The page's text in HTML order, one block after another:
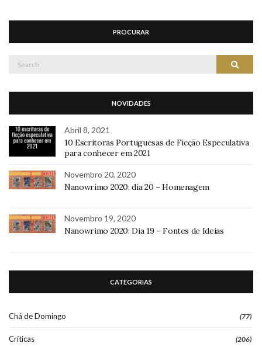
PROCURAR
Search
NOVIDADES
Abril 8, 2021
10 Escritoras Portuguesas de Ficção Especulativa
para conhecer em 2021
Novembro 20, 2020
Nanowrimo 2020: dia 20 – Homenagem
Novembro 19, 2020
Nanowrimo 2020: Dia 19 – Fontes de Ideias
CATEGORIAS
Chá de Domingo (77)
Críticas (206)